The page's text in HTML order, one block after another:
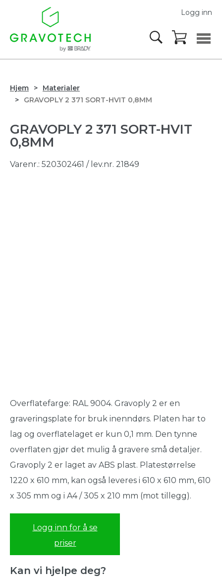
Logg inn
Hjem
Materialer
GRAVOPLY 2 371 SORT-HVIT 0,8MM
GRAVOPLY 2 371 SORT-HVIT
0,8MM
Varenr.: 520302461 / lev.nr. 21849
Overflatefarge: RAL 9004. Gravoply 2 er en
graveringsplate for bruk inenndørs. Platen har to
lag og overflatelaget er kun 0,1 mm. Den tynne
overflaten gjør det mulig å gravere små detaljer.
Gravoply 2 er laget av ABS plast. Platestørrelse
1220 x 610 mm, kan også leveres i 610 x 610 mm, 610
x 305 mm og i A4 / 305 x 210 mm (mot tillegg).
Logg inn for å se
priser
Kan vi hjelpe deg?